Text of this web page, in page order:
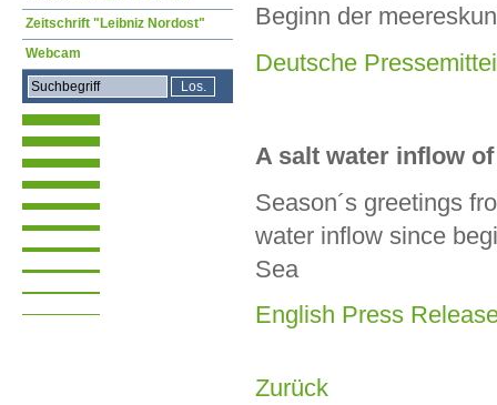
Beginn der
Deutsche
A salt water inflow
Season´s greetings
water inflow since
Sea
English Press
Zurück
Zeitschrift "Leibniz Nordost"
Webcam